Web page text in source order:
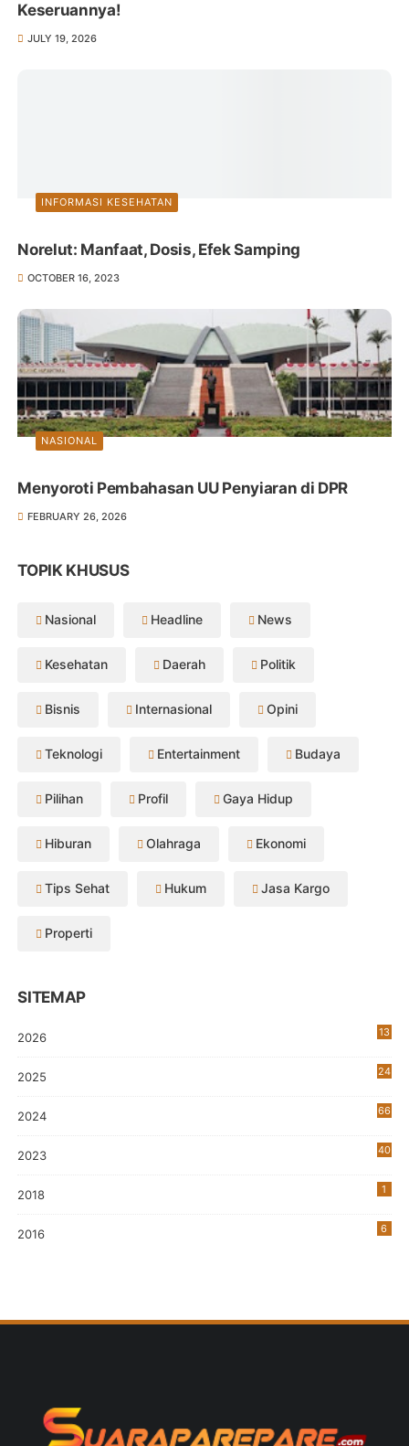
Keseruannya!
JULY 19, 2026
INFORMASI KESEHATAN
Norelut: Manfaat, Dosis, Efek Samping
OCTOBER 16, 2023
NASIONAL
Menyoroti Pembahasan UU Penyiaran di DPR
FEBRUARY 26, 2026
TOPIK KHUSUS
Nasional Headline News
Kesehatan Daerah Politik
Bisnis Internasional Opini
Teknologi Entertainment Budaya
Pilihan Profil Gaya Hidup
Hiburan Olahraga Ekonomi
Tips Sehat Hukum Jasa Kargo
Properti
SITEMAP
2026 13
2025 24
2024 66
2023
40
2018 1
2016 6